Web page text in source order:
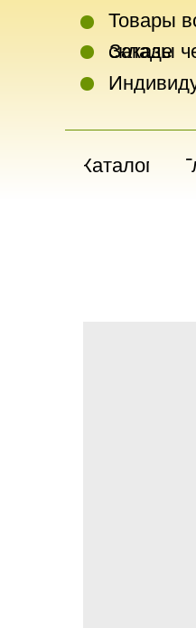
Товары
складе
Заказы
Каталог